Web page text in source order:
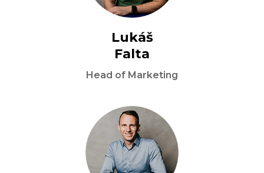
Lukáš
Falta
Head of Marketing